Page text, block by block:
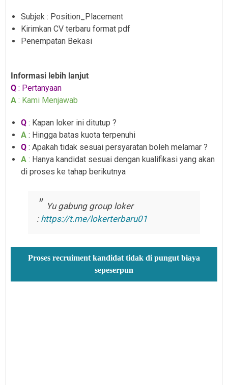
Subjek : Position_Placement
Kirimkan CV terbaru format pdf
Penempatan Bekasi
Informasi lebih lanjut
Q : Pertanyaan
A : Kami Menjawab
Q : Kapan loker ini ditutup ?
A : Hingga batas kuota terpenuhi
Q : Apakah tidak sesuai persyaratan boleh melamar ?
A : Hanya kandidat sesuai dengan kualifikasi yang akan
di proses ke tahap berikutnya
Yu gabung group loker
: https://t.me/lokerterbaru01
Proses recruiment kandidat tidak di pungut biaya
sepeserpun